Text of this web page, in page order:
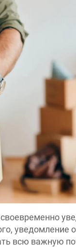
уведомление
всю важную